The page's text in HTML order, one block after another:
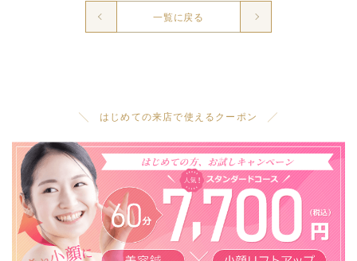
一覧に戻る
╲ はじめての来店で使えるクーポン ╱